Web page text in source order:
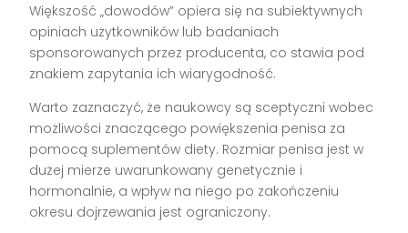
Większość „dowodów” opiera się na subiektywnych
opiniach użytkowników lub badaniach
sponsorowanych przez producenta, co stawia pod
znakiem zapytania ich wiarygodność.
Warto zaznaczyć, że naukowcy są sceptyczni wobec
możliwości znaczącego powiększenia penisa za
pomocą suplementów diety. Rozmiar penisa jest w
dużej mierze uwarunkowany genetycznie i
hormonalnie, a wpływ na niego po zakończeniu
okresu dojrzewania jest ograniczony.